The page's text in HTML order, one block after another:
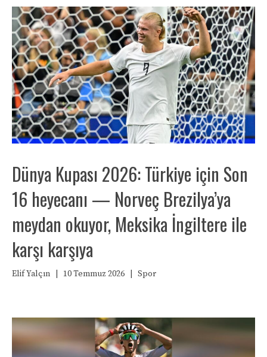
Dünya Kupası 2026: Türkiye için Son
16 heyecanı — Norveç Brezilya’ya
meydan okuyor, Meksika İngiltere ile
karşı karşıya
Elif Yalçın 10 Temmuz 2026 Spor